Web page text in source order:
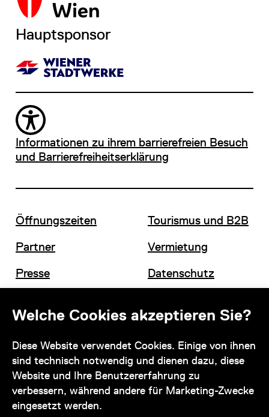
Welche Cookies akzeptieren Sie?
Diese Website verwendet Cookies. Einige von ihnen
sind technisch notwendig und dienen dazu, diese
Website und Ihre Benutzererfahrung zu
verbessern, während andere für Marketing-Zwecke
eingesetzt werden.
Hauptsponsor
Informationen zu ihrem barrierefreien Besuch
und Barrierefreiheitserklärung
Öffnungszeiten
Partner
Presse
Tourismus und B2B
Vermietung
Datenschutz
Kontakt